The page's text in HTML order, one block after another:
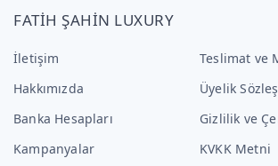
FATİH ŞAHİN LUXURY
İletişim
Hakkımızda
Banka Hesapları
Kampanyalar
Teslimat ve
Üyelik
Gizlilik ve
KVKK Metni